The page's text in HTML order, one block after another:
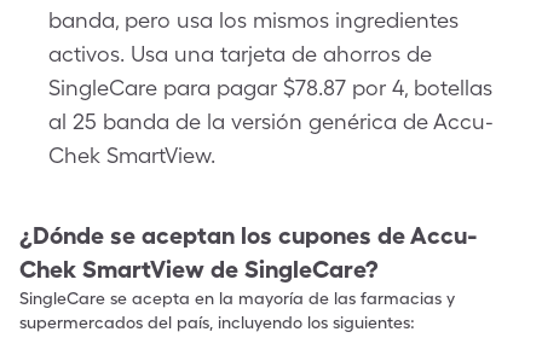
banda, pero usa los mismos ingredientes
activos. Usa una tarjeta de ahorros de
SingleCare para pagar $78.87 por 4, botellas
al 25 banda de la versión genérica de Accu-
Chek SmartView.
¿Dónde se aceptan los cupones deAccu-
Chek SmartView de SingleCare?
SingleCare se acepta en la mayoría de las farmacias y
supermercados del país, incluyendo los siguientes: